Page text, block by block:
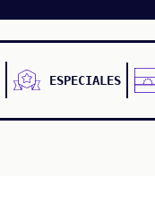
ESPECIALES